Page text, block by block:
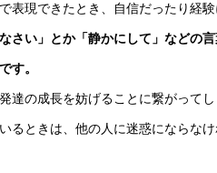
表現できたとき、自信だったり経験
さい」とか「静かにして」などの
す。
達の成長を妨げることに繋がってし
るときは、他の人に迷惑にならなけ